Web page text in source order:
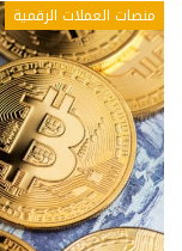
منصات العملات الرقمية